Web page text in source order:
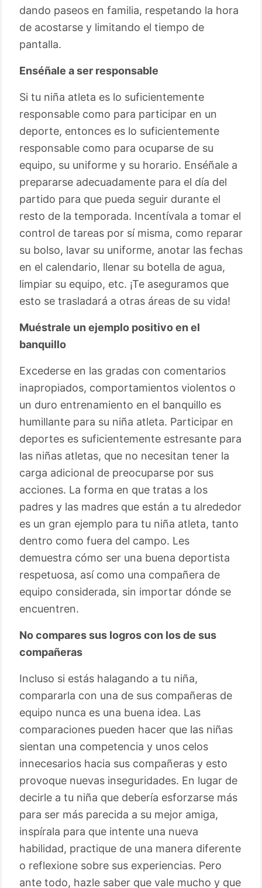
dando paseos en familia, respetando la hora
de acostarse y limitando el tiempo de
pantalla.
Enséñale a ser responsable
Si tu niña atleta es lo suficientemente
responsable como para participar en un
deporte, entonces es lo suficientemente
responsable como para ocuparse de su
equipo, su uniforme y su horario. Enséñale a
prepararse adecuadamente para el día del
partido para que pueda seguir durante el
resto de la temporada. Incentívala a tomar el
control de tareas por sí misma, como reparar
su bolso, lavar su uniforme, anotar las fechas
en el calendario, llenar su botella de agua,
limpiar su equipo, etc. ¡Te aseguramos que
esto se trasladará a otras áreas de su vida!
Muéstrale un ejemplo positivo en el
banquillo
Excederse en las gradas con comentarios
inapropiados, comportamientos violentos o
un duro entrenamiento en el banquillo es
humillante para su niña atleta. Participar en
deportes es suficientemente estresante para
las niñas atletas, que no necesitan tener la
carga adicional de preocuparse por sus
acciones. La forma en que tratas a los
padres y las madres que están a tu alrededor
es un gran ejemplo para tu niña atleta, tanto
dentro como fuera del campo. Les
demuestra cómo ser una buena deportista
respetuosa, así como una compañera de
equipo considerada, sin importar dónde se
encuentren.
No compares sus logros con los de sus
compañeras
Incluso si estás halagando a tu niña,
compararla con una de sus compañeras de
equipo nunca es una buena idea. Las
comparaciones pueden hacer que las niñas
sientan una competencia y unos celos
innecesarios hacia sus compañeras y esto
provoque nuevas inseguridades. En lugar de
decirle a tu niña que debería esforzarse más
para ser más parecida a su mejor amiga,
inspírala para que intente una nueva
habilidad, practique de una manera diferente
o reflexione sobre sus experiencias. Pero
ante todo, hazle saber que vale mucho y que